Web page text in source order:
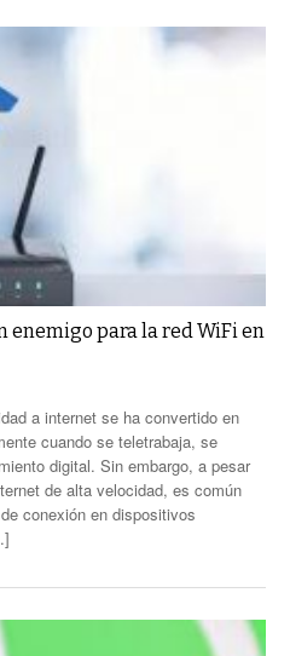
enemigo para la red WiFi en
a internet se ha convertido en
cuando se teletrabaja, se
digital. Sin embargo, a pesar
de alta velocidad, es común
conexión en dispositivos